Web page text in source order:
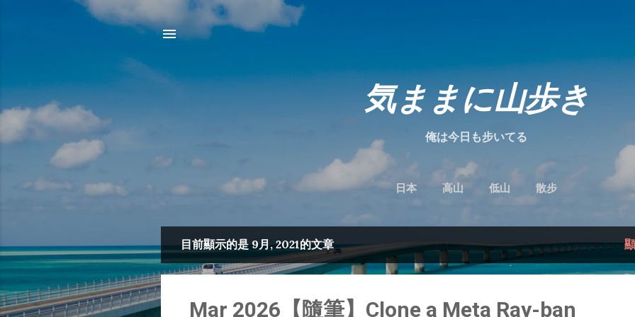
気ままに山歩き
俺は今日も步いてる
日本 高山 低山 散步
發
表
目前顯示的是 9月, 2021的文章
Mar 2026【隨筆】Clone a Meta Ray-ban